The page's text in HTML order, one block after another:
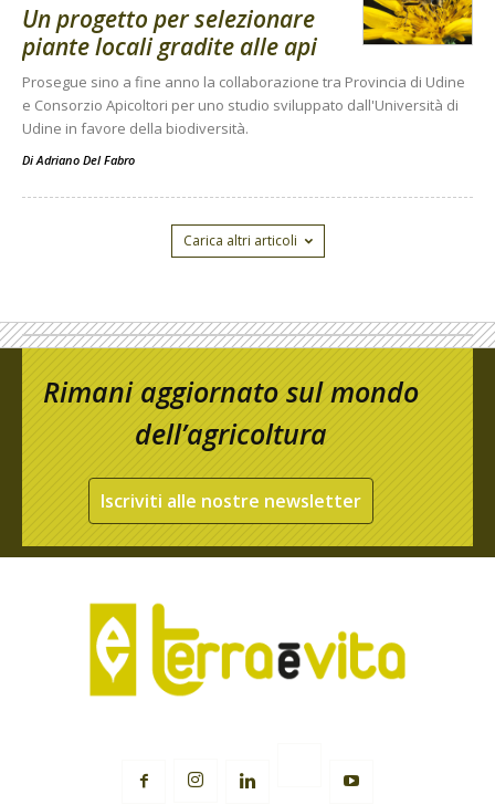
Un progetto per selezionare
piante locali gradite alle api
Prosegue sino a fine anno la collaborazione tra Provincia di Udine
e Consorzio Apicoltori per uno studio sviluppato dall'Università di
Udine in favore della biodiversità.
DiAdriano Del Fabro
Carica altri articoli
Rimani aggiornato sul mondo
dell’agricoltura
Iscriviti alle nostre newsletter